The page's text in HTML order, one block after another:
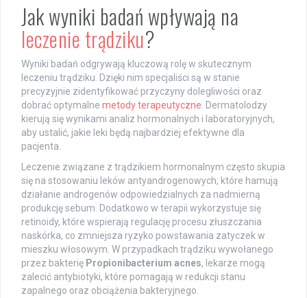
Jak wyniki badań wpływają na
leczenie trądziku?
Wyniki badań odgrywają kluczową rolę w skutecznym
leczeniu trądziku. Dzięki nim specjaliści są w stanie
precyzyjnie zidentyfikować przyczyny dolegliwości oraz
dobrać optymalne metody terapeutyczne . Dermatolodzy
kierują się wynikami analiz hormonalnych i laboratoryjnych,
aby ustalić, jakie leki będą najbardziej efektywne dla
pacjenta.
Leczenie związane z trądzikiem hormonalnym często skupia
się na stosowaniu leków antyandrogenowych, które hamują
działanie androgenów odpowiedzialnych za nadmierną
produkcję sebum. Dodatkowo w terapii wykorzystuje się
retinoidy, które wspierają regulację procesu złuszczania
naskórka, co zmniejsza ryzyko powstawania zatyczek w
mieszku włosowym. W przypadkach trądziku wywołanego
przez bakterię Propionibacterium acnes, lekarze mogą
zalecić antybiotyki, które pomagają w redukcji stanu
zapalnego oraz obciążenia bakteryjnego.